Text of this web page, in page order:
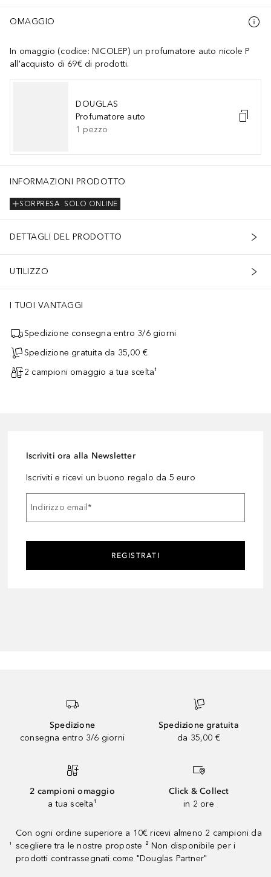
OMAGGIO
In omaggio (codice: NICOLEP) un profumatore auto nicole P
all'acquisto di 69€ di prodotti.
DOUGLAS
Profumatore auto
1 pezzo
INFORMAZIONI PRODOTTO
SOLO ONLINE
SORPRESA
DETTAGLI DEL PRODOTTO
UTILIZZO
I TUOI VANTAGGI
Spedizione consegna entro 3/6 giorni
Spedizione gratuita da 35,00 €
2 campioni omaggio a tua scelta¹
Iscriviti ora alla Newsletter
Iscriviti e ricevi un buono regalo da 5 euro
Indirizzo email*
REGISTRATI
Spedizione
consegna entro 3/6 giorni
Spedizione gratuita
da 35,00 €
2 campioni omaggio
a tua scelta¹
Click & Collect
in 2 ore
¹
Con ogni ordine superiore a 10€ ricevi almeno 2 campioni da
scegliere tra le nostre proposte ² Non disponibile per i
prodotti contrassegnati come "Douglas Partner"